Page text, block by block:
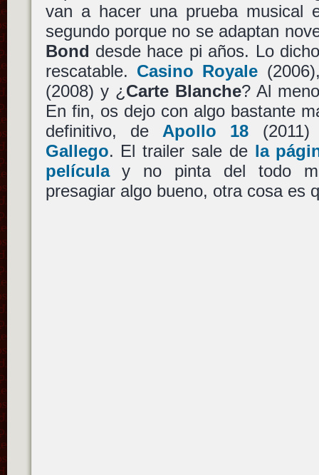
van a hacer una prueba musical
segundo porque no se adaptan
Bond desde hace pi años. Lo
rescatable. Casino Royale
(2008) y ¿Carte Blanche? Al
En fin, os dejo con algo bastante
definitivo, deApollo 18
Gallego. El trailer sale de la
películay no pinta del todo
presagiar algo bueno, otra cosa es